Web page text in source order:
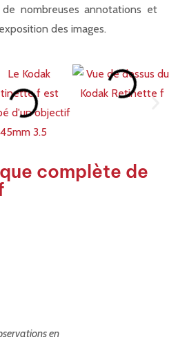
nombreuses annotations et
des images.
complète de
en